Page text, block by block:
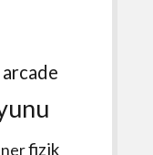
arcade
fizik